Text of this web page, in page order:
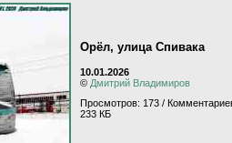
Орёл, улица Спивака
10.01.2026
© Дмитрий Владимиров
Просмотров: 173 /
233 КБ